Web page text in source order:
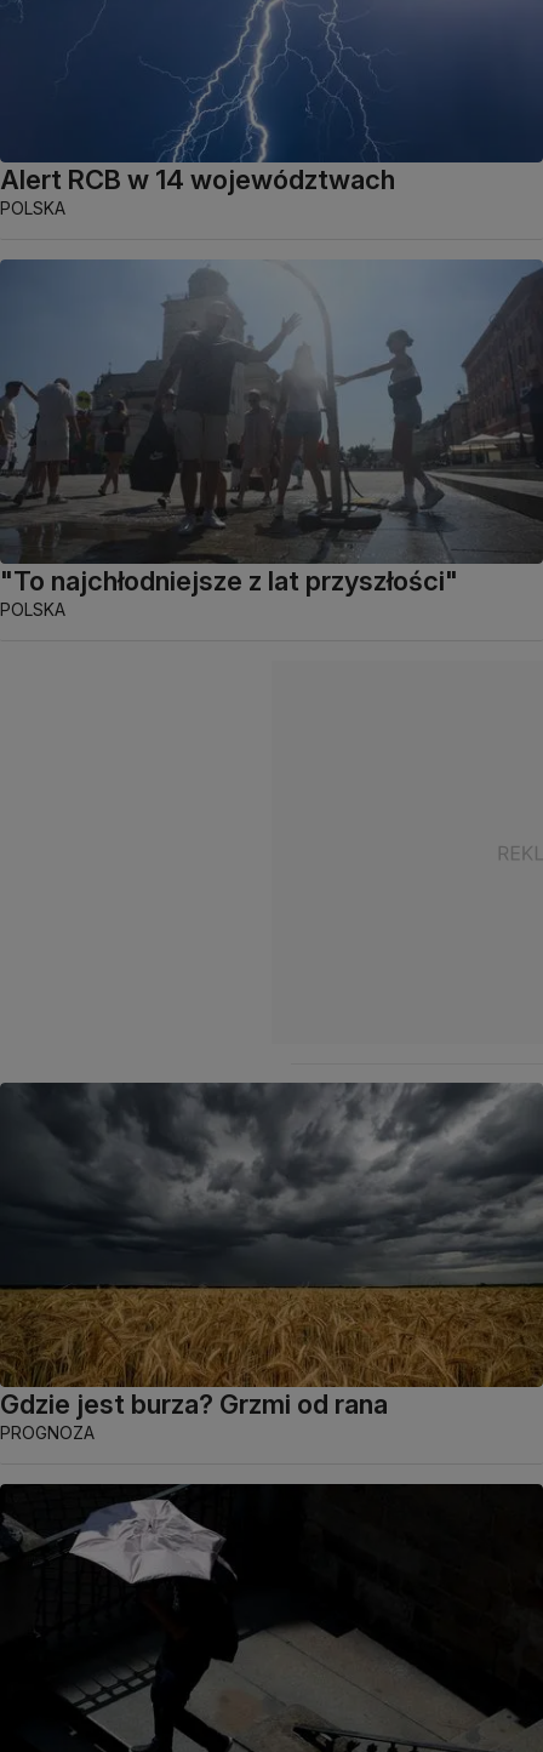
Alert RCB w 14 województwach
POLSKA
"To najchłodniejsze z lat przyszłości"
POLSKA
Gdzie jest burza? Grzmi od rana
PROGNOZA